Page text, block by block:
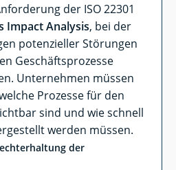
der ISO 22301
Impact Analysis, bei der
potenzieller Störungen
Geschäftsprozesse
Unternehmen müssen
Prozesse für den
sind und wie schnell
werden müssen.
der